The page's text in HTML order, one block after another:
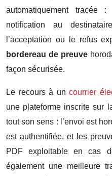
automatiquement
notification au
l’acceptation ou le refus
bordereau de preuve
façon sécurisée.
Le recours à un courrier
une plateforme inscrite sur
tout son sens : l’envoi est
est authentifiée, et les
PDF exploitable en cas
également une meilleure